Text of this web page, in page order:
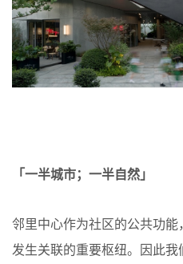
「一半城市；一半自然」
邻里中心作为社区的公共功能
发生关联的重要枢纽。因此